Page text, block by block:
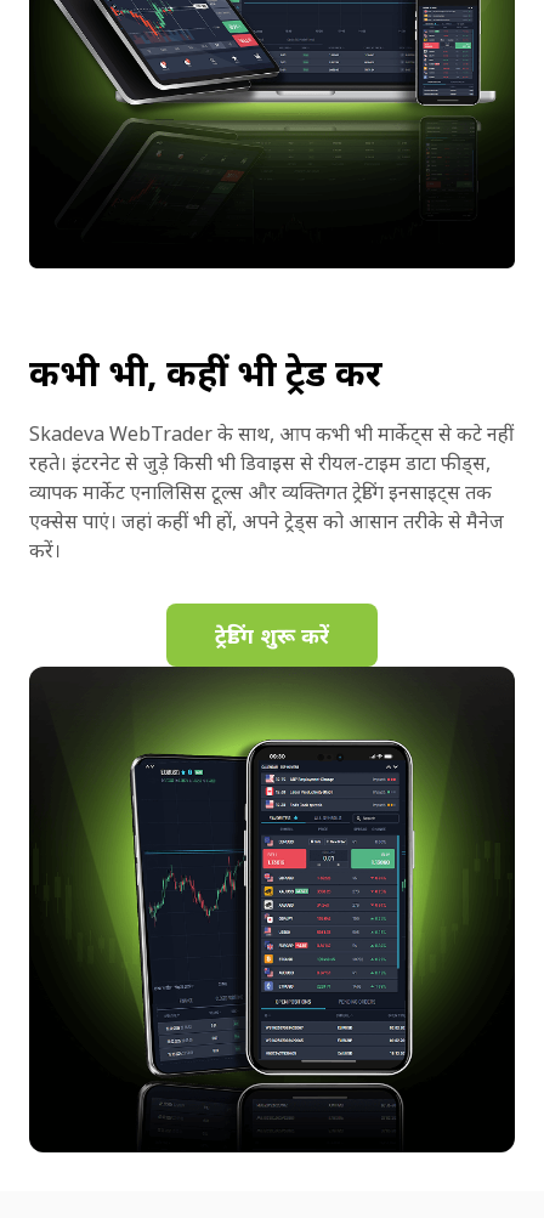
कभी भी, कहीं भी ट्रेड करें
Skadeva WebTrader के साथ, आप कभी भी मार्केट्स से कटे नहीं
रहते। इंटरनेट से जुड़े किसी भी डिवाइस से रीयल-टाइम डाटा फीड्स,
व्यापक मार्केट एनालिसिस टूल्स और व्यक्तिगत ट्रेडिंग इनसाइट्स तक
एक्सेस पाएं। जहां कहीं भी हों, अपने ट्रेड्स को आसान तरीके से मैनेज
करें।
ट्रेडिंग शुरू करें